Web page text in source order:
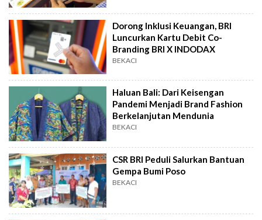
Dorong Inklusi Keuangan, BRI
Luncurkan Kartu Debit Co-
Branding BRI X INDODAX
BEKACI
Haluan Bali: Dari Keisengan
Pandemi Menjadi Brand Fashion
Berkelanjutan Mendunia
BEKACI
CSR BRI Peduli Salurkan Bantuan
Gempa Bumi Poso
BEKACI